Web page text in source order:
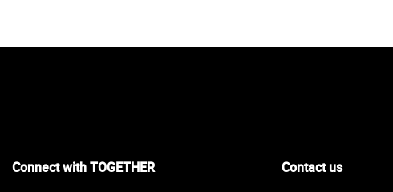
Connect with TOGETHER Contact us